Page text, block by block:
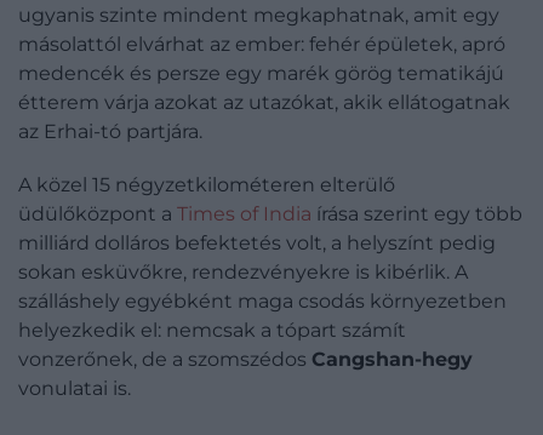
ugyanis szinte mindent megkaphatnak, amit egy
másolattól elvárhat az ember: fehér épületek, apró
medencék és persze egy marék görög tematikájú
étterem várja azokat az utazókat, akik ellátogatnak
az Erhai-tó partjára.
A közel 15 négyzetkilométeren elterülő
üdülőközpont a Times of India írása szerint egy több
milliárd dolláros befektetés volt, a helyszínt pedig
sokan esküvőkre, rendezvényekre is kibérlik. A
szálláshely egyébként maga csodás környezetben
helyezkedik el: nemcsak a tópart számít
vonzerőnek, de a szomszédos Cangshan-hegy
vonulatai is.